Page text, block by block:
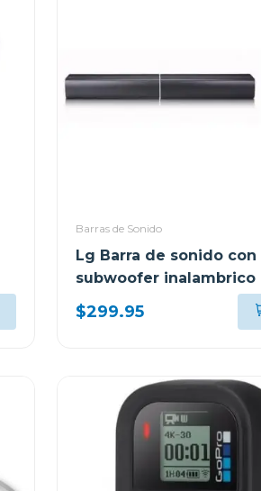
Barras de Sonido
Lg Barra de sonido con
subwoofer inalambrico
$299.95